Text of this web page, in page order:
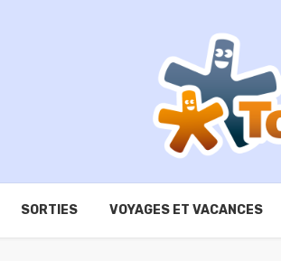
SORTIES VOYAGES ET VACANCES